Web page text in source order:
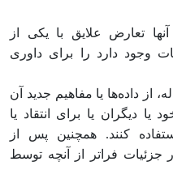
تعارض علایق با یکی از
وجود دارد را برای داوری
از داده‌‏ها یا مفاهیم جدید آن
دیگران یا برای انتقاد یا
کنند. همچنین پس از
جزئیات فراتر از آنچه توسط